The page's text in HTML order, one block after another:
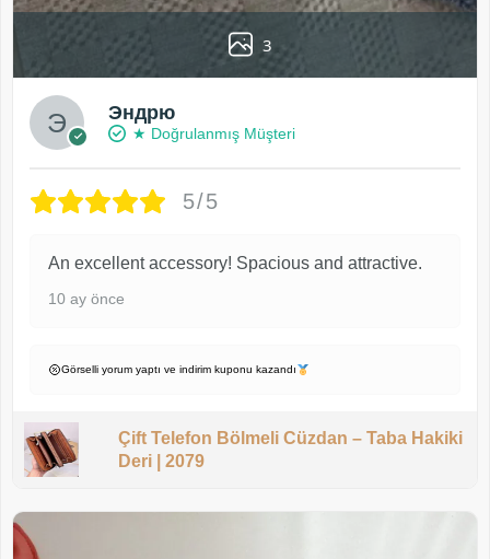
3
Эндрю
★ Doğrulanmış Müşteri
5/5
An excellent accessory! Spacious and attractive.
10 ay önce
Görselli yorum yaptı ve indirim kuponu kazandı
Çift Telefon Bölmeli Cüzdan – Taba Hakiki
Deri | 2079